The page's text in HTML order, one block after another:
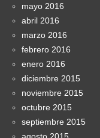
mayo 2016
abril 2016
marzo 2016
febrero 2016
enero 2016
diciembre 2015
noviembre 2015
octubre 2015
septiembre 2015